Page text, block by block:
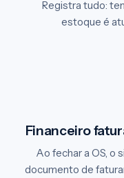
Registra tudo:
estoque é
Financeiro
Ao fechar a OS, o
documento de